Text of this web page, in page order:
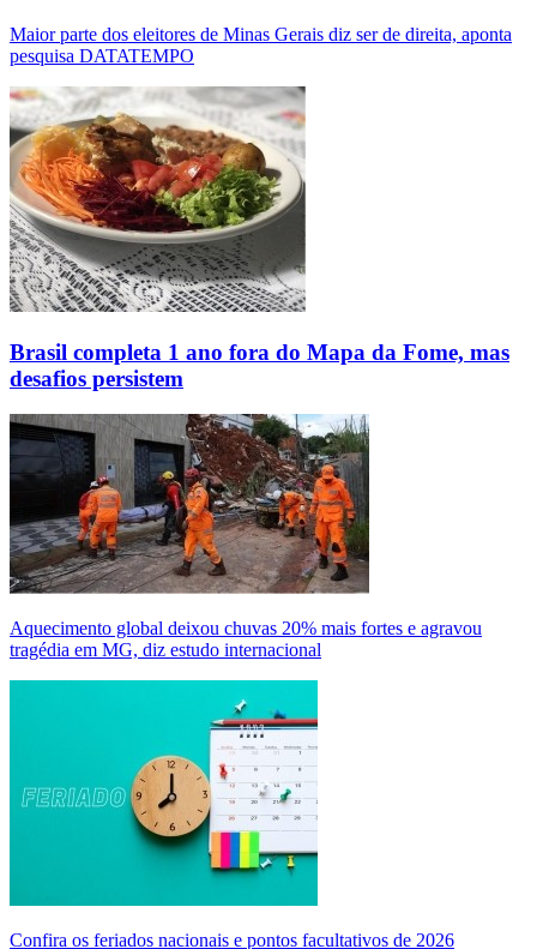
Maior parte dos eleitores de Minas Gerais diz ser de direita, aponta
pesquisa DATATEMPO
Brasil completa 1 ano fora do Mapa da Fome, mas
desafios persistem
Aquecimento global deixou chuvas 20% mais fortes e agravou
tragédia em MG, diz estudo internacional
Confira os feriados nacionais e pontos facultativos de 2026